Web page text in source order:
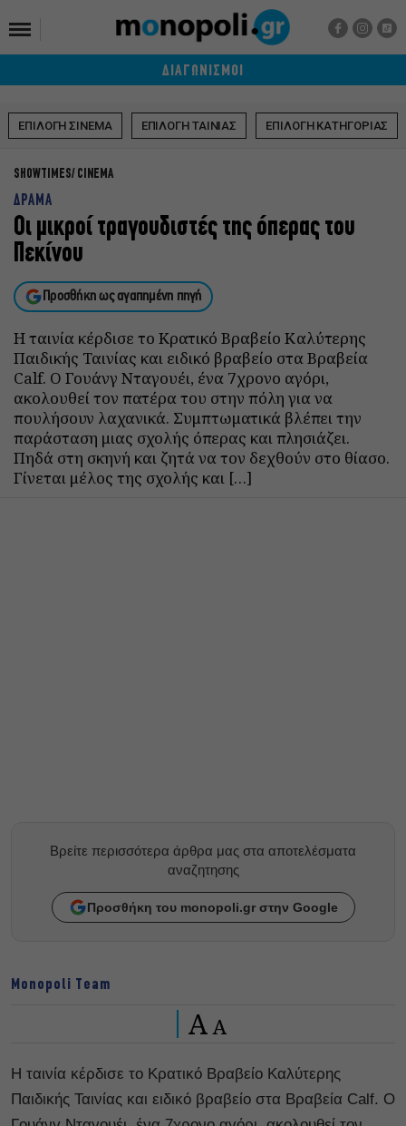
ΔΙΑΓΩΝΙΣΜΟΙ
ΕΠΙΛΟΓΗ ΣΙΝΕΜΑ ΕΠΙΛΟΓΗ ΤΑΙΝΙΑΣ ΕΠΙΛΟΓΗ ΚΑΤΗΓΟΡΙΑΣ
SHOWTIMES CINEMA
ΔΡΑΜΑ
Οι μικροί τραγουδιστές της όπερας του
Πεκίνου
Προσθήκη ως αγαπημένη πηγή
Η ταινία κέρδισε το Kρατικό Βραβείο Καλύτερης
Παιδικής Ταινίας και ειδικό βραβείο στα Βραβεία
Calf. O Γουάνγ Νταγουέι, ένα 7χρονο αγόρι,
ακολουθεί τον πατέρα του στην πόλη για να
πουλήσουν λαχανικά. Συμπτωματικά βλέπει την
παράσταση μιας σχολής όπερας και πλησιάζει.
Πηδά στη σκηνή και ζητά να τον δεχθούν στο θίασο.
Γίνεται μέλος της σχολής και […]
Βρείτε περισσότερα άρθρα μας στα αποτελέσματα
αναζητησης
Προσθήκη του monopoli.gr στην Google
Monopoli Team
A A
Η ταινία κέρδισε το Kρατικό Βραβείο Καλύτερης
Παιδικής Ταινίας και ειδικό βραβείο στα Βραβεία Calf. O